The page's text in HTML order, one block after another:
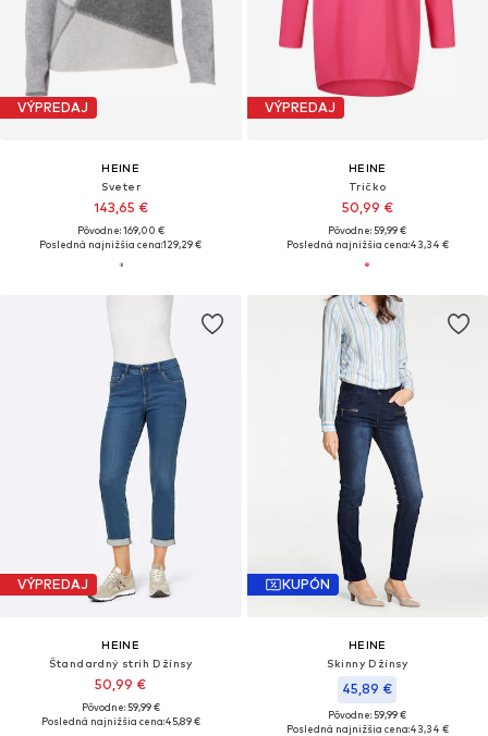
VÝPREDAJ
HEINE
Sveter
143,65 €
Pôvodne: 169,00 €
Posledná najnižšia cena:129,29 €
VÝPREDAJ
HEINE
Tričko
50,99 €
Pôvodne: 59,99 €
Posledná najnižšia cena:43,34 €
VÝPREDAJ
HEINE
Štandardný strih Džínsy
50,99 €
Pôvodne: 59,99 €
Posledná najnižšia cena:45,89 €
KUPÓN
HEINE
Skinny Džínsy
45,89 €
Pôvodne: 59,99 €
Posledná najnižšia cena:43,34 €